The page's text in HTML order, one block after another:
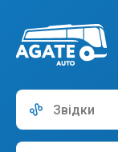
Звідки